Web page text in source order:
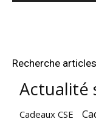
Recherche
Actualité
Cadeaux CSE